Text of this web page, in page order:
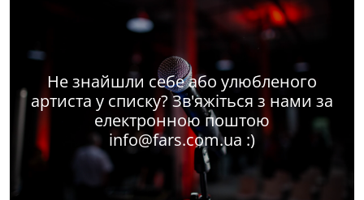
Не знайшли себе або улюбленого
артиста у списку? Зв'яжіться з нами за
електронною поштою
info@fars.com.ua :)